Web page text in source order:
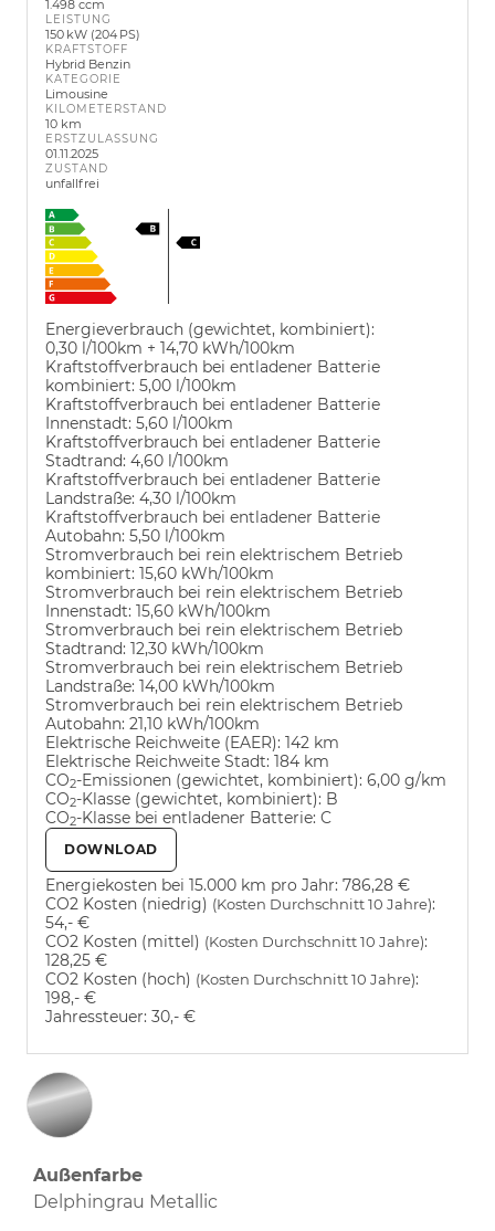
1.498 ccm
LEISTUNG
150 kW (204 PS)
KRAFTSTOFF
Hybrid Benzin
KATEGORIE
Limousine
KILOMETERSTAND
10 km
ERSTZULASSUNG
01.11.2025
ZUSTAND
unfallfrei
Energieverbrauch (gewichtet, kombiniert):
0,30 l/100km + 14,70 kWh/100km
Kraftstoffverbrauch bei entladener Batterie
kombiniert: 5,00 l/100km
Kraftstoffverbrauch bei entladener Batterie
Innenstadt: 5,60 l/100km
Kraftstoffverbrauch bei entladener Batterie
Stadtrand: 4,60 l/100km
Kraftstoffverbrauch bei entladener Batterie
Landstraße: 4,30 l/100km
Kraftstoffverbrauch bei entladener Batterie
Autobahn: 5,50 l/100km
Stromverbrauch bei rein elektrischem Betrieb
kombiniert: 15,60 kWh/100km
Stromverbrauch bei rein elektrischem Betrieb
Innenstadt: 15,60 kWh/100km
Stromverbrauch bei rein elektrischem Betrieb
Stadtrand: 12,30 kWh/100km
Stromverbrauch bei rein elektrischem Betrieb
Landstraße: 14,00 kWh/100km
Stromverbrauch bei rein elektrischem Betrieb
Autobahn: 21,10 kWh/100km
Elektrische Reichweite (EAER): 142 km
Elektrische Reichweite Stadt: 184 km
CO2-Emissionen (gewichtet, kombiniert): 6,00 g/km
CO2-Klasse (gewichtet, kombiniert): B
CO2-Klasse bei entladener Batterie: C
DOWNLOAD
Energiekosten bei 15.000 km pro Jahr: 786,28 €
CO2 Kosten (niedrig) (Kosten Durchschnitt 10 Jahre):
54,- €
CO2 Kosten (mittel) (Kosten Durchschnitt 10 Jahre):
128,25 €
CO2 Kosten (hoch) (Kosten Durchschnitt 10 Jahre):
198,- €
Jahressteuer: 30,- €
Außenfarbe
Delphingrau Metallic